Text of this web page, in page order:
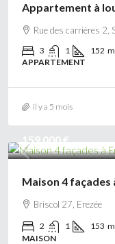
Appartement à
Rue des carrières 2,
3 1 152
APPARTEMENT
il y a 5 mois
159 000 €
Maison 4 façades
Briscol 27, Erezée
2 1 153
MAISON